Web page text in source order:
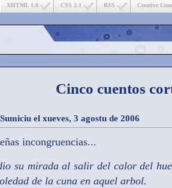
Creative
RSS
CSS 2.1
XHTML 1.0
Cinco cuentos
Sumiciu el xueves, 3 agostu de 2006
incongruencias...
su mirada al salir del calor del
de la cuna en aquel arbol.